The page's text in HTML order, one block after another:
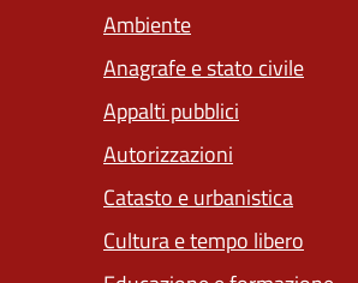
Ambiente
Anagrafe e stato civile
Appalti pubblici
Autorizzazioni
Catasto e urbanistica
Cultura e tempo libero